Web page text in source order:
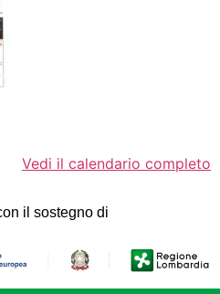
Vedi il calendario completo
il sostegno di